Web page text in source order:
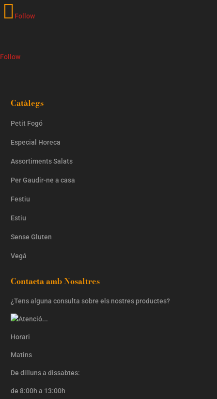
Follow
Follow
Catàlegs
Petit Fogó
Especial Horeca
Assortiments Salats
Per Gaudir-ne a casa
Festiu
Estiu
Sense Gluten
Vegá
Contacta amb Nosaltres
¿Tens alguna consulta sobre els nostres productes?
Horari
Matins
De dilluns a dissabtes:
de 8:00h a 13:00h